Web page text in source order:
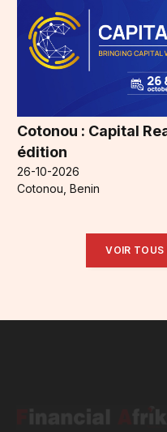
Cotonou : Capital
édition
26-10-2026
Cotonou, Benin
VOIR TOUS